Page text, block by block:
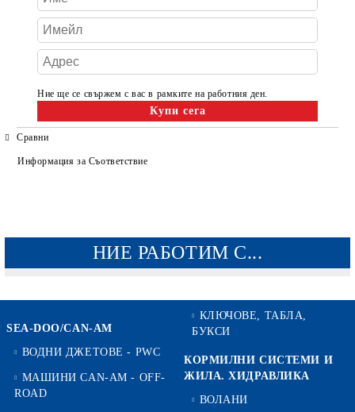
Ние ще се свържем с вас в рамките на работния ден.
Сравни
Информация за Съответствие
НИЕ РАБОТИМ С...
SEA-DOO/CAN-AM
ВОДНИ ДЖЕТОВЕ - PWC
МАШИНИ CAN-AM - OFF-
ROAD
КЛЮЧОВЕ, ТАБЛА,
БУКСИ
КОРМИЛНИ СИСТЕМИ И
ЖИЛА. ХИДРАВЛИКА
ВОЛАНИ